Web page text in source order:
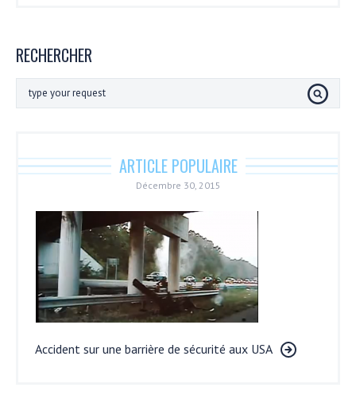
RECHERCHER
ARTICLE POPULAIRE
Décembre 30, 2015
Accident sur une barrière de sécurité aux USA